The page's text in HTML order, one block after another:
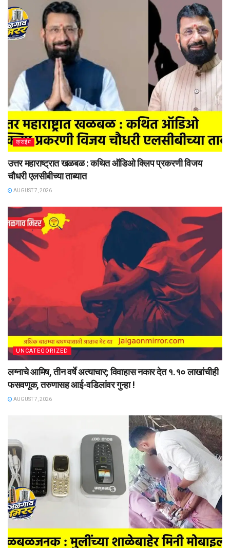
क्राईम
उत्तर महाराष्ट्रात खळबळ : कथित ऑडिओ क्लिप प्रकरणी विजय
चौधरी एलसीबीच्या ताब्यात
AUGUST 7, 2026
UNCATEGORIZED
लग्नाचे आमिष, तीन वर्षे अत्याचार; विवाहास नकार देत १.१० लाखांचीही
फसवणूक, तरुणासह आई-वडिलांवर गुन्हा !
AUGUST 7, 2026